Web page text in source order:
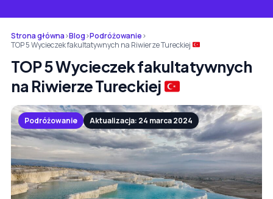
Strona główna›Blog›Podróżowanie›
TOP 5 Wycieczek fakultatywnych na Riwierze Tureckiej
TOP 5 Wycieczek fakultatywnych
na Riwierze Tureckiej
Podróżowanie Aktualizacja: 24 marca 2024